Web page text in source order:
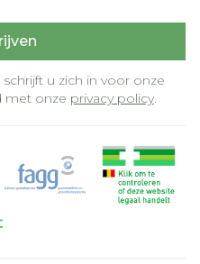
u zich in voor onze
met onze privacy policy.